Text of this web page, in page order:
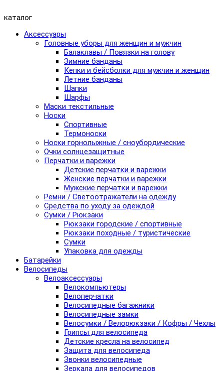
каталог
Аксессуары
Головные уборы для женщин и мужчин
Балаклавы / Повязки на голову
Зимние банданы
Кепки и бейсболки для мужчин и женщин
Летние банданы
Шапки
Шарфы
Маски текстильные
Носки
Спортивные
Термоноски
Носки горнолыжные / сноубордические
Очки солнцезащитные
Перчатки и варежки
Детские перчатки и варежки
Женские перчатки и варежки
Мужские перчатки и варежки
Ремни / Светоотражатели на одежду
Средства по уходу за одеждой
Сумки / Рюкзаки
Рюкзаки городские / спортивные
Рюкзаки походные / туристические
Сумки
Упаковка для одежды
Батарейки
Велосипеды
Велоаксессуары
Велокомпьютеры
Велоперчатки
Велосипедные багажники
Велосипедные замки
Велосумки / Велорюкзаки / Кофры / Чехлы
Грипсы для велосипеда
Детские кресла на велосипед
Защита для велосипеда
Звонки велосипедные
Зеркала для велосипедов